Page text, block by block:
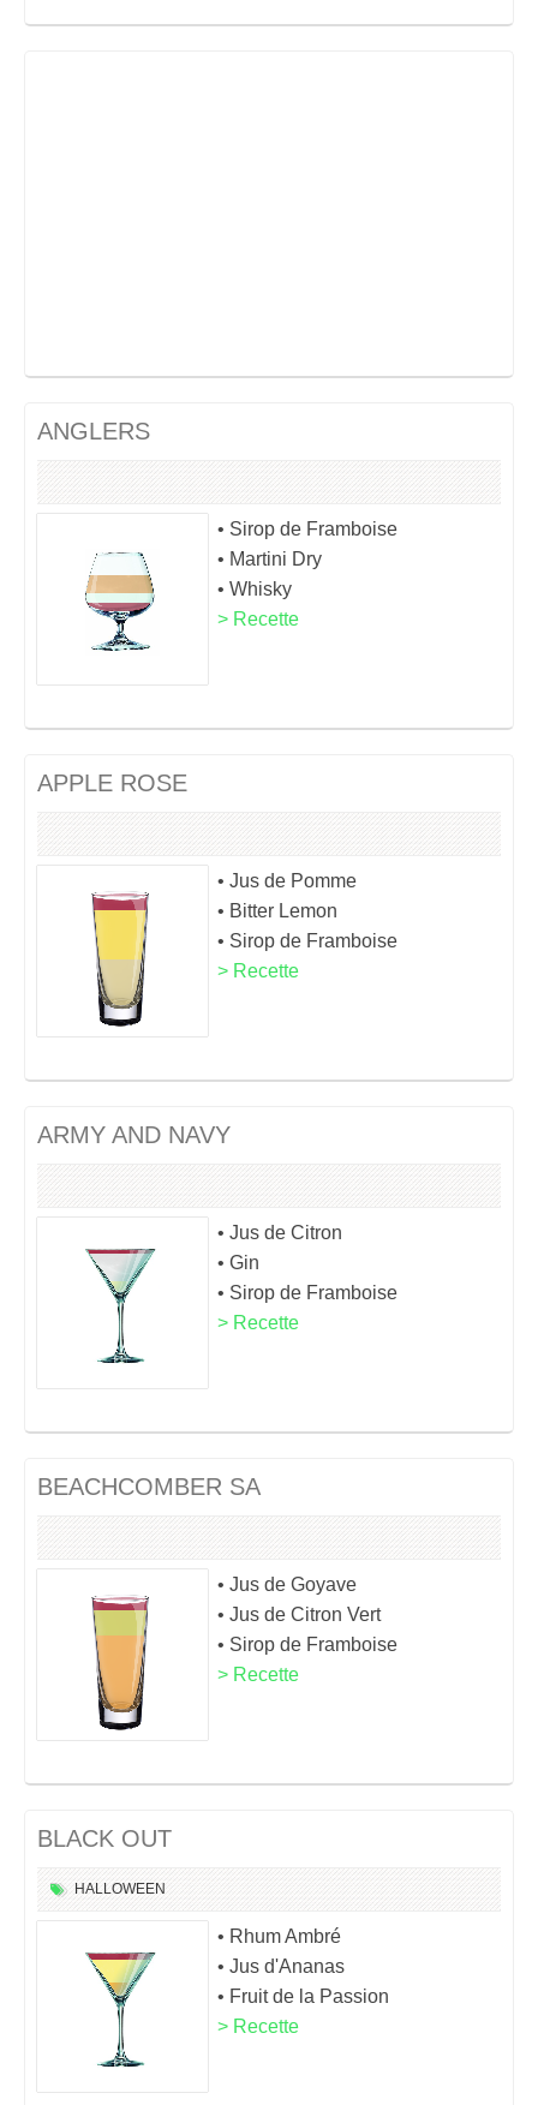
ANGLERS
• Sirop de Framboise
• Martini Dry
• Whisky
> Recette
APPLE ROSE
• Jus de Pomme
• Bitter Lemon
• Sirop de Framboise
> Recette
ARMY AND NAVY
• Jus de Citron
• Gin
• Sirop de Framboise
> Recette
BEACHCOMBER SA
• Jus de Goyave
• Jus de Citron Vert
• Sirop de Framboise
> Recette
BLACK OUT
HALLOWEEN
• Rhum Ambré
• Jus d'Ananas
• Fruit de la Passion
> Recette